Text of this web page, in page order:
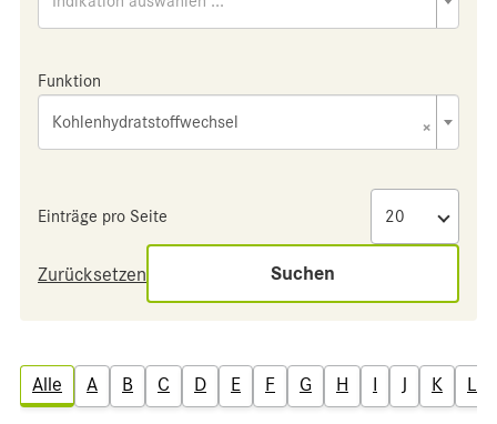
Funktion
×
Kohlenhydratstoffwechsel
Einträge pro Seite
Zurücksetzen Suchen
Alle A B C D E F G H I J K L